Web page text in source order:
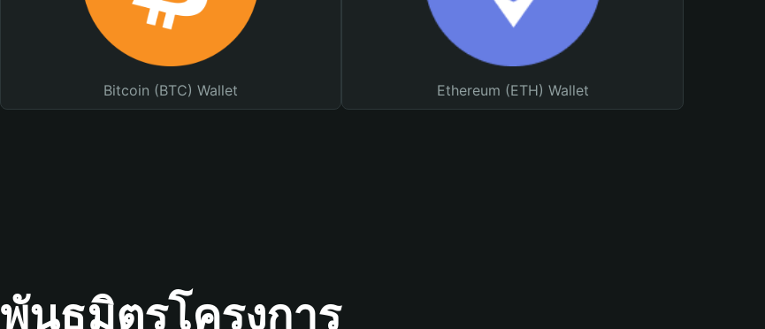
Bitcoin (BTC) Wallet Ethereum (ETH) Wallet
พันธมิตรโครงการ